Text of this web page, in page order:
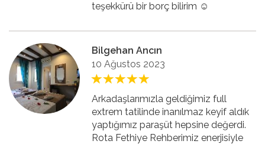
teşekkürü bir borç bilirim ☺️
Bilgehan Ancın
10 Ağustos 2023
Arkadaşlarımızla geldiğimiz full
extrem tatilinde inanılmaz keyif aldık
yaptığımız paraşüt hepsine değerdi.
Rota Fethiye Rehberimiz enerjisiyle